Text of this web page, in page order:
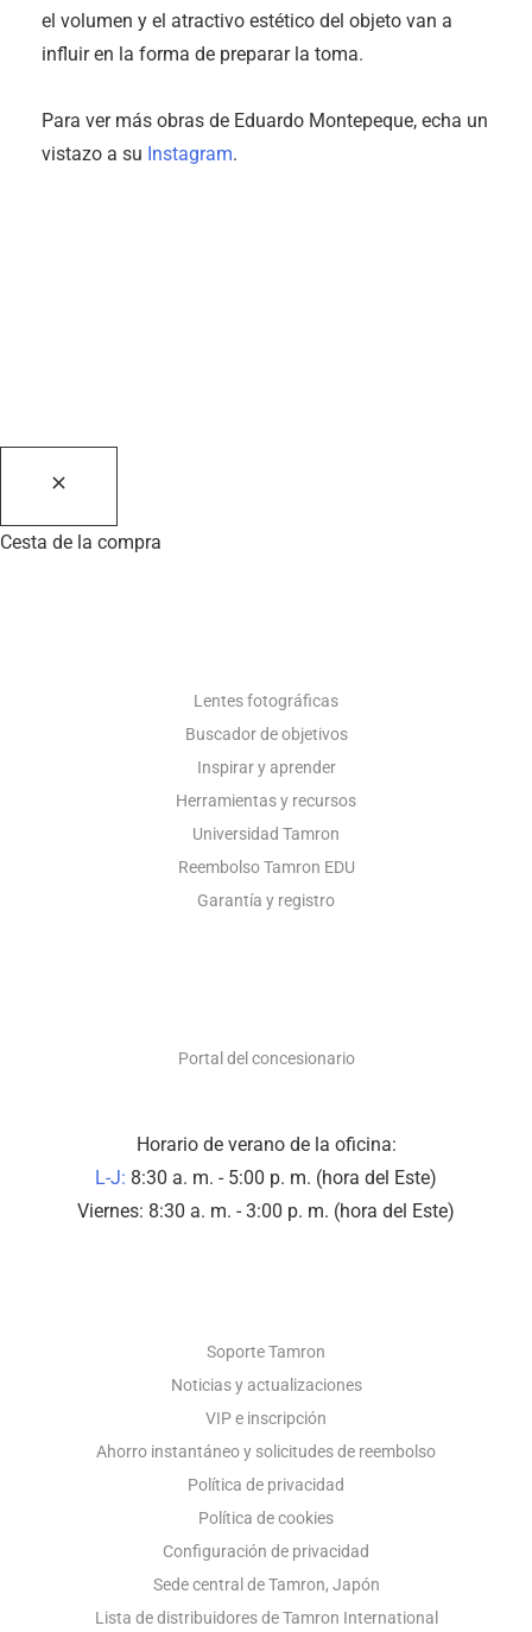
el volumen y el atractivo estético del objeto van a
influir en la forma de preparar la toma.
Para ver más obras de Eduardo Montepeque, echa un
vistazo a su Instagram.
Cesta de la compra
Lentes fotográficas
Buscador de objetivos
Inspirar y aprender
Herramientas y recursos
Universidad Tamron
Reembolso Tamron EDU
Garantía y registro
Portal del concesionario
Horario de verano de la oficina:
L-J: 8:30 a. m. - 5:00 p. m. (hora del Este)
Viernes: 8:30 a. m. - 3:00 p. m. (hora del Este)
Soporte Tamron
Noticias y actualizaciones
VIP e inscripción
Ahorro instantáneo y solicitudes de reembolso
Política de privacidad
Política de cookies
Configuración de privacidad
Sede central de Tamron, Japón
Lista de distribuidores de Tamron International